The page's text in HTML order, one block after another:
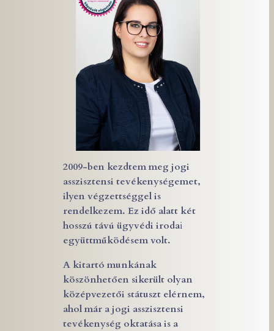
2009-ben kezdtem meg jogi
asszisztensi tevékenységemet,
ilyen végzettséggel is
rendelkezem. Ez idő alatt két
hosszú távú ügyvédi irodai
együttműködésem volt.
A kitartó munkának
köszönhetően sikerült olyan
középvezetői státuszt elérnem,
ahol már a jogi asszisztensi
tevékenység oktatása is a